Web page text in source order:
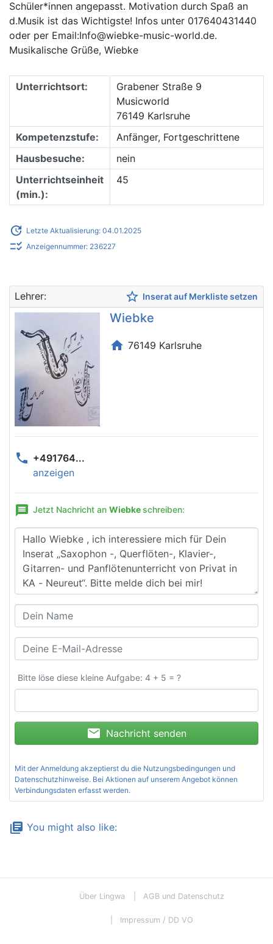
Schüler*innen angepasst. Motivation durch Spaß an
d.Musik ist das Wichtigste! Infos unter 017640431440
oder per Email:Info@wiebke-music-world.de.
Musikalische Grüße, Wiebke
Unterrichtsort:
Grabener Straße 9
Musicworld
76149 Karlsruhe
Kompetenzstufe:
Anfänger, Fortgeschrittene
Hausbesuche:
nein
Unterrichtseinheit
(min.):
45
update Letzte Aktualisierung: 04.01.2025
checklist_rtl Anzeigennummer: 236227
Lehrer: star_border Inserat auf Merkliste setzen
Wiebke
home 76149 Karlsruhe
phone +491764...
anzeigen
message Jetzt Nachricht an Wiebkeschreiben:
Bitte löse diese kleine Aufgabe: 4 + 5 = ?
mail Nachricht senden
Mit der Anmeldung akzeptierst du die Nutzungsbedingungen und
Datenschutzhinweise. Bei Aktionen auf unserem Angebot können
Verbindungsdaten erfasst werden.
library_books You might also like:
Über Lingwa AGB und Datenschutz
Impressum / DD VO